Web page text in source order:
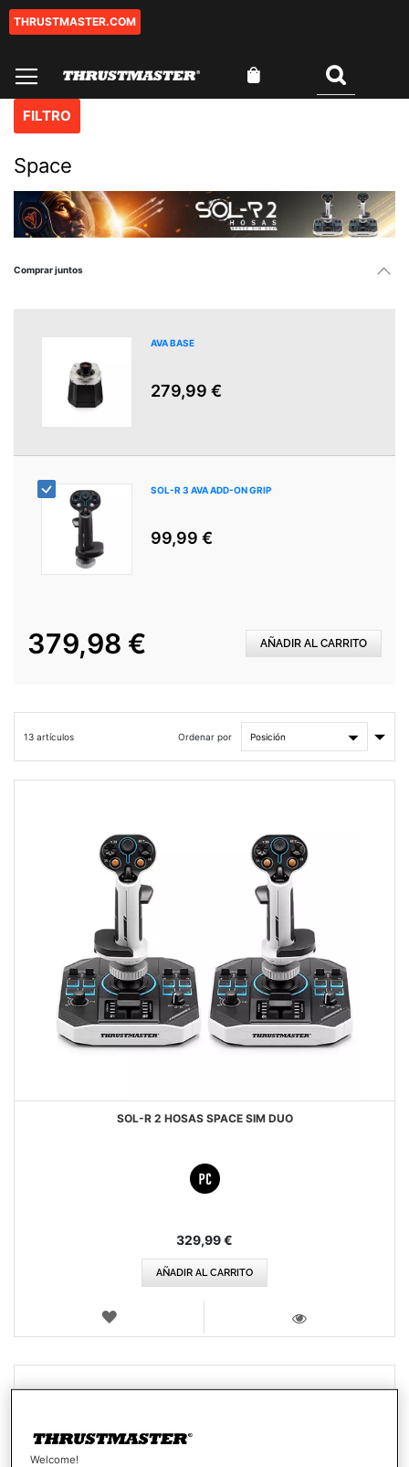
THRUSTMASTER.COM
Space
Comprar juntos
AVA BASE
279,99 €
SOL-R 3 AVA ADD-ON GRIP
99,99 €
379,98 € AÑADIR AL CARRITO
13 artículos Ordenar por
Fijar
SOL-R 2 HOSAS SPACE SIM DUO
329,99 €
AÑADIR AL CARRITO
LISTA
FILTRO
Welcome!